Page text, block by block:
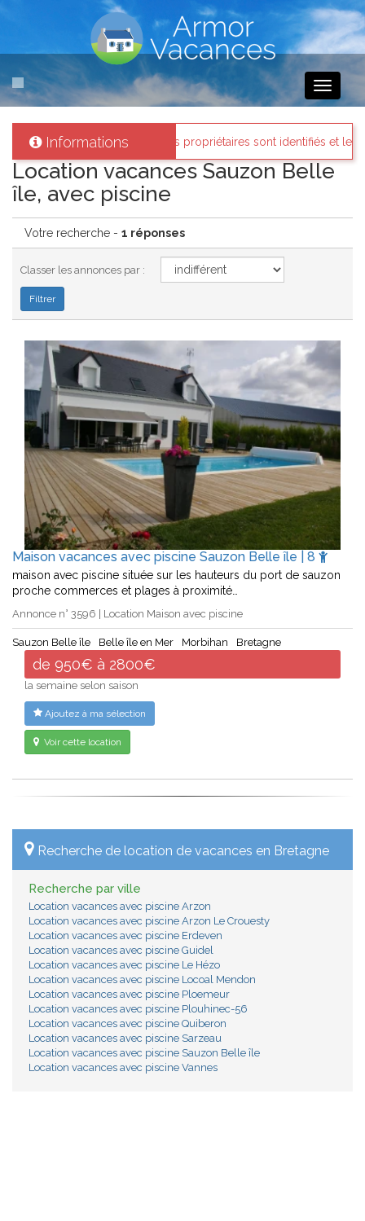
Toggle
Informations
vacances: Tous les propriétaires sont identifiés et les biens
Location vacances Sauzon Belle
île, avec piscine
Votre recherche - 1 réponses
Classer les annonces par :
Maison vacances avec piscine Sauzon Belle île | 8
maison avec piscine située sur les hauteurs du port de sauzon
proche commerces et plages à proximité…
Annonce n° 3596 | Location Maison avec piscine
Sauzon Belle île Belle île en Mer Morbihan Bretagne
de 950€ à 2800€
la semaine selon saison
Ajoutez à ma sélection
Voir cette location
Recherche de location de vacances en Bretagne
Recherche par ville
Location vacances avec piscine Arzon
Location vacances avec piscine Arzon Le Crouesty
Location vacances avec piscine Erdeven
Location vacances avec piscine Guidel
Location vacances avec piscine Le Hézo
Location vacances avec piscine Locoal Mendon
Location vacances avec piscine Ploemeur
Location vacances avec piscine Plouhinec-56
Location vacances avec piscine Quiberon
Location vacances avec piscine Sarzeau
Location vacances avec piscine Sauzon Belle île
Location vacances avec piscine Vannes